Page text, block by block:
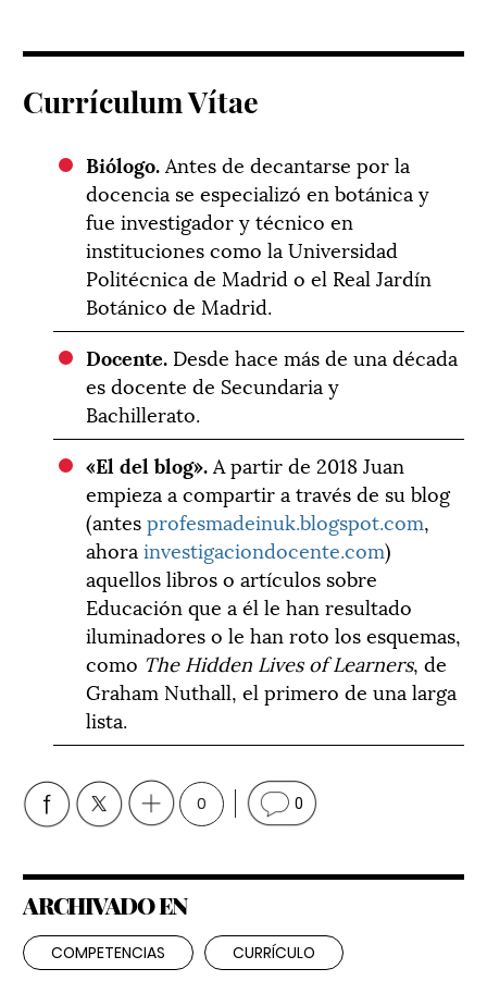
Currículum Vítae
Biólogo.Antes de decantarse por la
docencia se especializó en botánica y
fue investigador y técnico en
instituciones como la Universidad
Politécnica de Madrid o el Real Jardín
Botánico de Madrid.
Docente. Desde hace más de una década
es docente de Secundaria y
Bachillerato.
«El del blog».A partir de 2018 Juan
empieza a compartir a través de su blog
(antesprofesmadeinuk.blogspot.com,
ahorainvestigaciondocente.com)
aquellos libros o artículos sobre
Educación que a él le han resultado
iluminadores o le han roto los esquemas,
como The Hidden Lives of Learners, de
Graham Nuthall, el primero de una larga
lista.
0 0
ARCHIVADO EN
COMPETENCIAS CURRÍCULO